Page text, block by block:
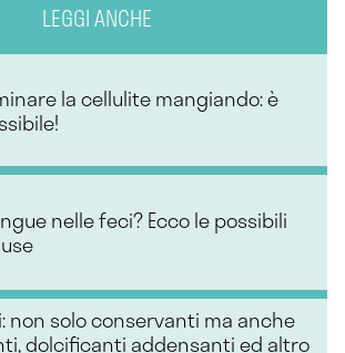
LEGGI ANCHE
la cellulite mangiando: è
nelle feci? Ecco le possibili
non solo conservanti ma anche
dolcificanti addensanti ed altro